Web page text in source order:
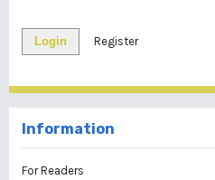
Login Register
Information
For Readers